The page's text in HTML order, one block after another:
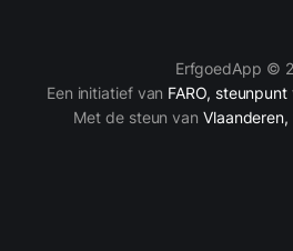
ErfgoedApp ©
Een initiatief van FARO,
Met de steun van